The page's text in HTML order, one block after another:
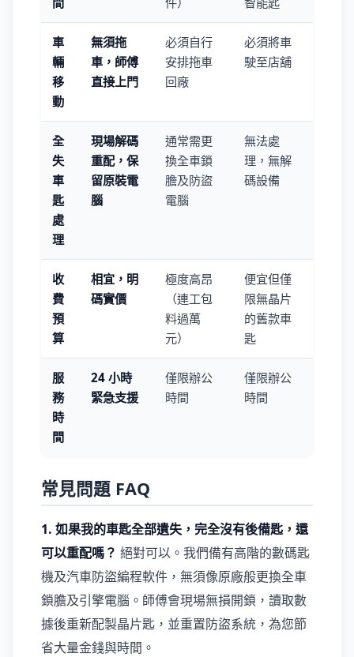
車
輛
移
動
無須拖
車，師傅
直接上門
必須自行
安排拖車
回廠
必須將車
駛至店舖
全
失
車
匙
處
理
現場解碼
重配，保
留原裝電
腦
通常需更
換全車鎖
膽及防盜
電腦
無法處
理，無解
碼設備
收
費
預
算
相宜，明
碼實價
極度高昂
（連工包
料過萬
元）
便宜但僅
限無晶片
的舊款車
匙
服
務
時
間
24 小時
緊急支援
僅限辦公
時間
僅限辦公
時間
常見問題 FAQ
1. 如果我的車匙全部遺失，完全沒有後備匙，還
可以重配嗎？ 絕對可以。我們備有高階的數碼匙
機及汽車防盜編程軟件，無須像原廠般更換全車
鎖膽及引擎電腦。師傅會現場無損開鎖，讀取數
據後重新配製晶片匙，並重置防盜系統，為您節
省大量金錢與時間。